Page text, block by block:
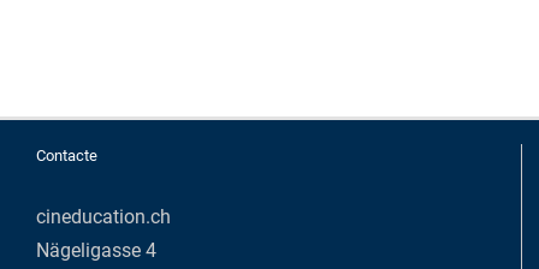
Contacte
cineducation.ch
Nägeligasse 4